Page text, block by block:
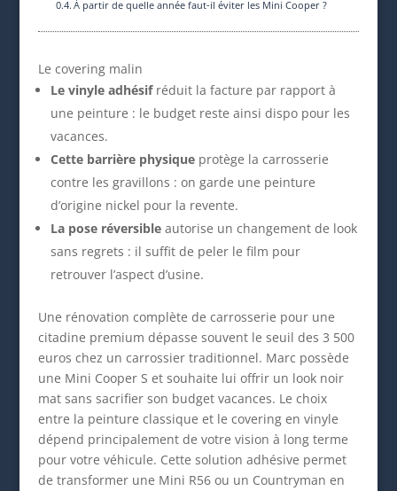
À partir de quelle année faut-il éviter les Mini Cooper ?
Le covering malin
Le vinyle adhésifréduit la facture par rapport à
une peinture : le budget reste ainsi dispo pour les
vacances.
Cette barrière physiqueprotège la carrosserie
contre les gravillons : on garde une peinture
d’origine nickel pour la revente.
La pose réversibleautorise un changement de look
sans regrets : il suffit de peler le film pour
retrouver l’aspect d’usine.
Une rénovation complète de carrosserie pour une
citadine premium dépasse souvent le seuil des 3 500
euros chez un carrossier traditionnel. Marc possède
une Mini Cooper S et souhaite lui offrir un look noir
mat sans sacrifier son budget vacances. Le choix
entre la peinture classique et le covering en vinyle
dépend principalement de votre vision à long terme
pour votre véhicule. Cette solution adhésive permet
de transformer une Mini R56 ou un Countryman en